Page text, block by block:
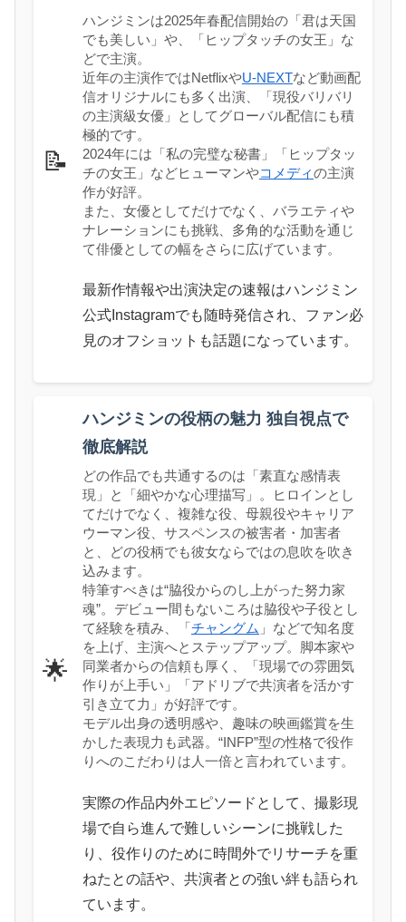
📝
ハンジミンは2025年春配信開始の「君は天国
でも美しい」や、「ヒップタッチの女王」な
どで主演。
近年の主演作ではNetflixやU-NEXTなど動画配
信オリジナルにも多く出演、「現役バリバリ
の主演級女優」としてグローバル配信にも積
極的です。
2024年には「私の完璧な秘書」「ヒップタッ
チの女王」などヒューマンやコメディの主演
作が好評。
また、女優としてだけでなく、バラエティや
ナレーションにも挑戦、多角的な活動を通じ
て俳優としての幅をさらに広げています。
最新作情報や出演決定の速報はハンジミン
公式Instagramでも随時発信され、ファン必
見のオフショットも話題になっています。
🌟
ハンジミンの役柄の魅力 独自視点で
徹底解説
どの作品でも共通するのは「素直な感情表
現」と「細やかな心理描写」。ヒロインとし
てだけでなく、複雑な役、母親役やキャリア
ウーマン役、サスペンスの被害者・加害者
と、どの役柄でも彼女ならではの息吹を吹き
込みます。
特筆すべきは“脇役からのし上がった努力家
魂”。デビュー間もないころは脇役や子役とし
て経験を積み、「チャングム 」などで知名度
を上げ、主演へとステップアップ。脚本家や
同業者からの信頼も厚く、「現場での雰囲気
作りが上手い」「アドリブで共演者を活かす
引き立て力」が好評です。
モデル出身の透明感や、趣味の映画鑑賞を生
かした表現力も武器。“INFP”型の性格で役作
りへのこだわりは人一倍と言われています。
実際の作品内外エピソードとして、撮影現
場で自ら進んで難しいシーンに挑戦した
り、役作りのために時間外でリサーチを重
ねたとの話や、共演者との強い絆も語られ
ています。